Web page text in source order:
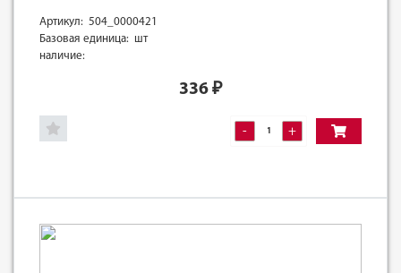
Артикул: 504_0000421
Базовая единица: шт
наличие:
336 ₽
- +